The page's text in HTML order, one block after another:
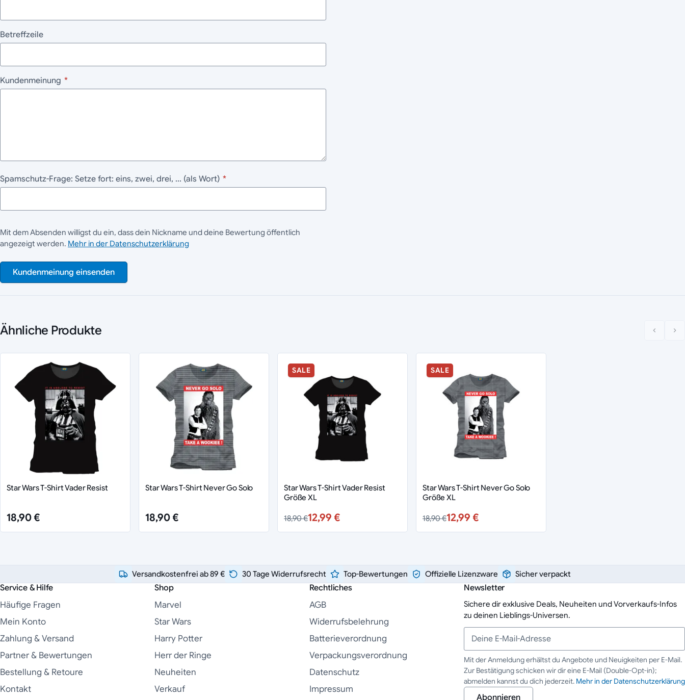
Betreffzeile
Kundenmeinung *
Spamschutz-Frage: Setze fort: eins, zwei, drei, ... (als Wort) *
Mit dem Absenden willigst du ein, dass dein Nickname und deine Bewertung öffentlich
angezeigt werden. Mehr in der Datenschutzerklärung
Kundenmeinung einsenden
Ähnliche Produkte
Star Wars T-Shirt Vader Resist
18,90 €
Star Wars T-Shirt Never Go Solo
18,90 €
SALE
Star Wars T-Shirt Vader Resist
Größe XL
18,90 €12,99 €
SALE
Star Wars T-Shirt Never Go Solo
Größe XL
18,90 €12,99 €
Versandkostenfrei ab 89 € 30 Tage Widerrufsrecht Top-Bewertungen Offizielle Lizenzware Sicher verpackt
Service & Hilfe
Häufige Fragen
Mein Konto
Zahlung & Versand
Partner & Bewertungen
Bestellung & Retoure
Kontakt
Shop
Marvel
Star Wars
Harry Potter
Herr der Ringe
Neuheiten
Verkauf
Rechtliches
AGB
Widerrufsbelehrung
Batterieverordnung
Verpackungsverordnung
Datenschutz
Impressum
Newsletter
Sichere dir exklusive Deals, Neuheiten und Vorverkaufs-Infos
zu deinen Lieblings-Universen.
Deine E-Mail-Adresse
Mit der Anmeldung erhältst du Angebote und Neuigkeiten per E-Mail.
Zur Bestätigung schicken wir dir eine E-Mail (Double-Opt-in);
abmelden kannst du dich jederzeit. Mehr in der Datenschutzerklärung
Abonnieren